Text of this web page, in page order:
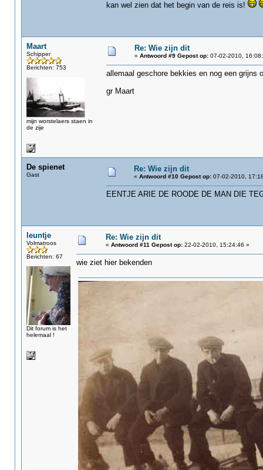
kan wel zien dat het begin van de reis is!
Maart
Schipper
Berichten: 753
mijn worstelaers staen in
de zije
Re: Wie zijn dit
« Antwoord #9 Gepost op:07-02-2010,
allemaal geschore bekkies en nog een grijns
gr Maart
De spienet
Gast
Re: Wie zijn dit
« Antwoord #10 Gepost op:07-02-2010,
EENTJE ARIE DE ROODE DE MAN DIE
leuntje
Volmatroos
Berichten: 67
Dit forum is het
helemaal !
Re: Wie zijn dit
« Antwoord #11 Gepost op:22-02-2010, 15:24:46 »
wie ziet hier bekenden